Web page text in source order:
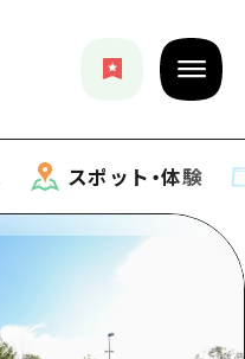
スポット・体験